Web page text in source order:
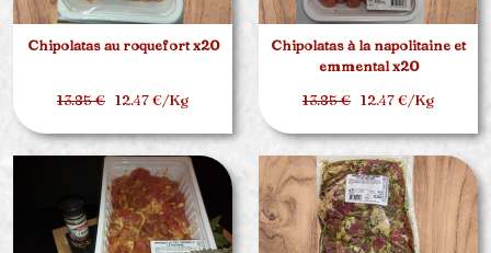
Chipolatas au roquefort x20
13.85 € 12.47 €/Kg
Chipolatas à la napolitaine et
emmental x20
13.85 € 12.47 €/Kg